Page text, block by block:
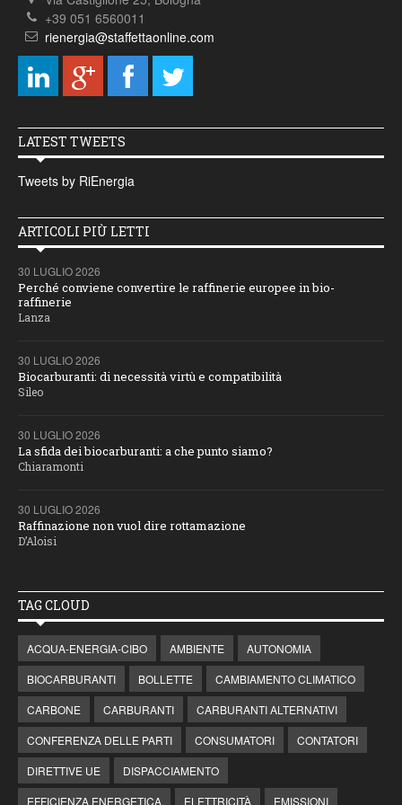
+39 051 6560011
rienergia@staffettaonline.com
LATEST TWEETS
Tweets by RiEnergia
ARTICOLI PIÙ LETTI
30 LUGLIO 2026
Perché conviene convertire le raffinerie europee in bio-
raffinerie
Lanza
30 LUGLIO 2026
Biocarburanti: di necessità virtù e compatibilità
Sileo
30 LUGLIO 2026
La sfida dei biocarburanti: a che punto siamo?
Chiaramonti
30 LUGLIO 2026
Raffinazione non vuol dire rottamazione
D’Aloisi
TAG CLOUD
ACQUA-ENERGIA-CIBO AMBIENTE
AUTONOMIA
BIOCARBURANTI
BOLLETTE
CAMBIAMENTO CLIMATICO
CARBONE
CARBURANTI
CARBURANTI ALTERNATIVI
CONFERENZA DELLE PARTI
CONSUMATORI
CONTATORI
DIRETTIVE UE
DISPACCIAMENTO
EFFICIENZA ENERGETICA
ELETTRICITÀ EMISSIONI